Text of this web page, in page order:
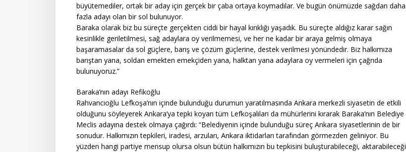
büyütemediler, ortak bir aday için gerçek bir çaba ortaya koymadılar. Ve bugün önümüzde sağdan daha
fazla adayı olan bir sol bulunuyor.
Baraka olarak biz bu süreçte gerçekten ciddi bir hayal kırıklığı yaşadık. Bu süreçte aldığız karar sağın
kesinlikle geriletilmesi, sağ adaylara oy verilmemesi, ve her ne kadar bir araya gelmiş olmaya
başaramasalar da sol güçlere, barış ve çözüm güçlerine, destek verilmesi yönündedir. Biz halkımıza
barıştan yana, soldan emekten emekçiden yana, halktan yana adaylara oy vermeleri için çağrıda
bulunuyoruz.”
Baraka’nın adayı Refikoğlu
Rahvancıoğlu Lefkoşa’nın içinde bulunduğu durumun yaratılmasında Ankara merkezli siyasetin de etkili
olduğunu söyleyerek Ankara’ya tepki koyan tüm Lefkoşalıları da mühürlerini kırarak Baraka’nın Belediye
Meclis adayına destek olmaya çağırdı: “Belediyenin içinde bulunduğu süreç Ankara siyasetlerinin de bir
sonudur. Halkımızın tepkileri, iradesi, arzuları, Ankara iktidarları tarafından görmezden geliniyor. Bu
yüzden hangi partiye mensup olursa olsun bütün halkımızın bu tepkisini buluşturabileceği, aktarabileceği